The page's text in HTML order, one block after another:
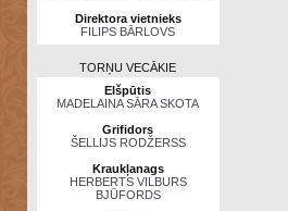
Direktora vietnieks
FILIPS BĀRLOVS
TORŅU VECĀKIE
Elšpūtis
MADELAINA SĀRA SKOTA
Grifidors
ŠELLIJS RODŽERSS
Kraukļanags
HERBERTS VILBURS
BJŪFORDS